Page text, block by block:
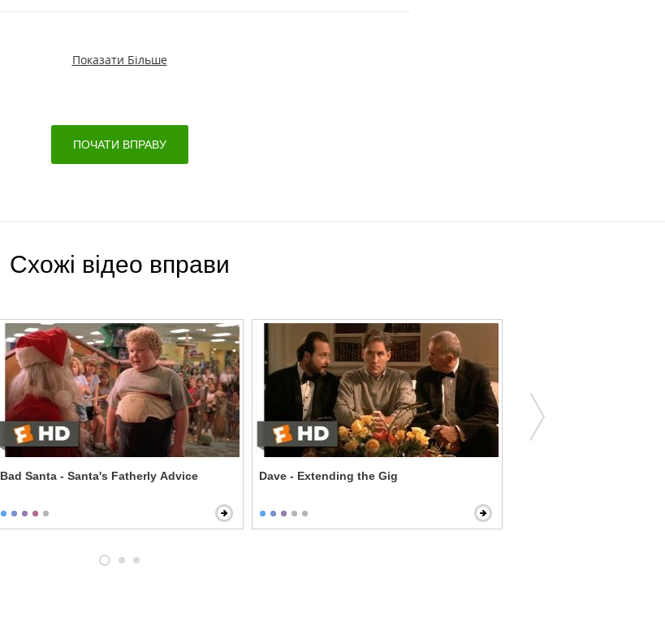
Показати Більше
ПОЧАТИ ВПРАВУ
Схожі відео вправи
Bad Santa - Santa's Fatherly Advice Dave - Extending the Gig